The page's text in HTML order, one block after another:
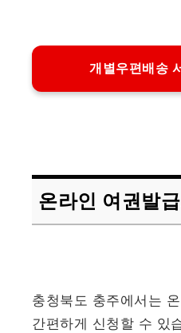
개별우편배송
온라인 여권발
충청북도 충주에서는
간편하게 신청할 수 있